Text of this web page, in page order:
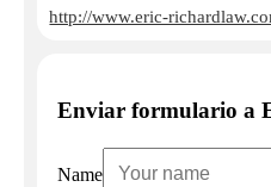
http://www.eric-
Enviar formulario a
Name